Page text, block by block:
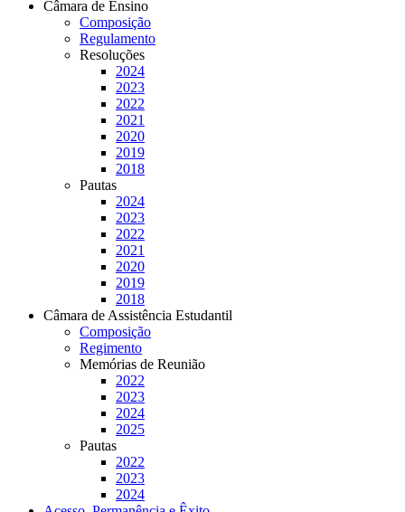
Câmara de Ensino
Composição
Regulamento
Resoluções
2024
2023
2022
2021
2020
2019
2018
Pautas
2024
2023
2022
2021
2020
2019
2018
Câmara de Assistência Estudantil
Composição
Regimento
Memórias de Reunião
2022
2023
2024
2025
Pautas
2022
2023
2024